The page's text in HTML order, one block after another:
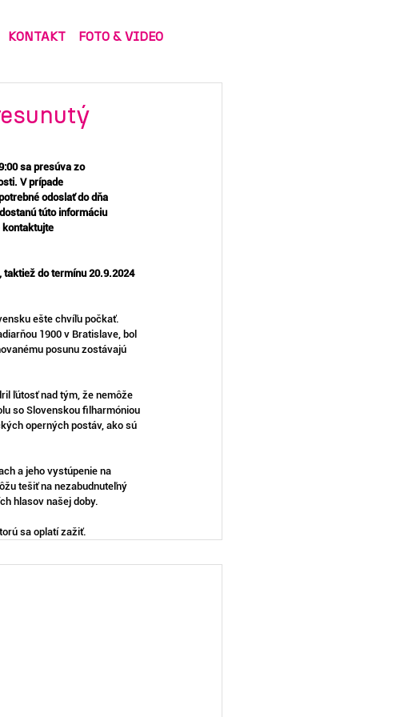
KONTAKT FOTO & VIDEO
sa presúva zo
V prípade
odoslať do dňa
túto informáciu
kontaktujte
do termínu 20.9.2024
ešte chvíľu počkať.
1900 v Bratislave, bol
posunu zostávajú
ľútosť nad tým, že nemôže
so Slovenskou filharmóniou
operných postáv, ako sú
a jeho vystúpenie na
tešiť na nezabudnuteľný
hlasov našej doby.
sa oplatí zažiť.